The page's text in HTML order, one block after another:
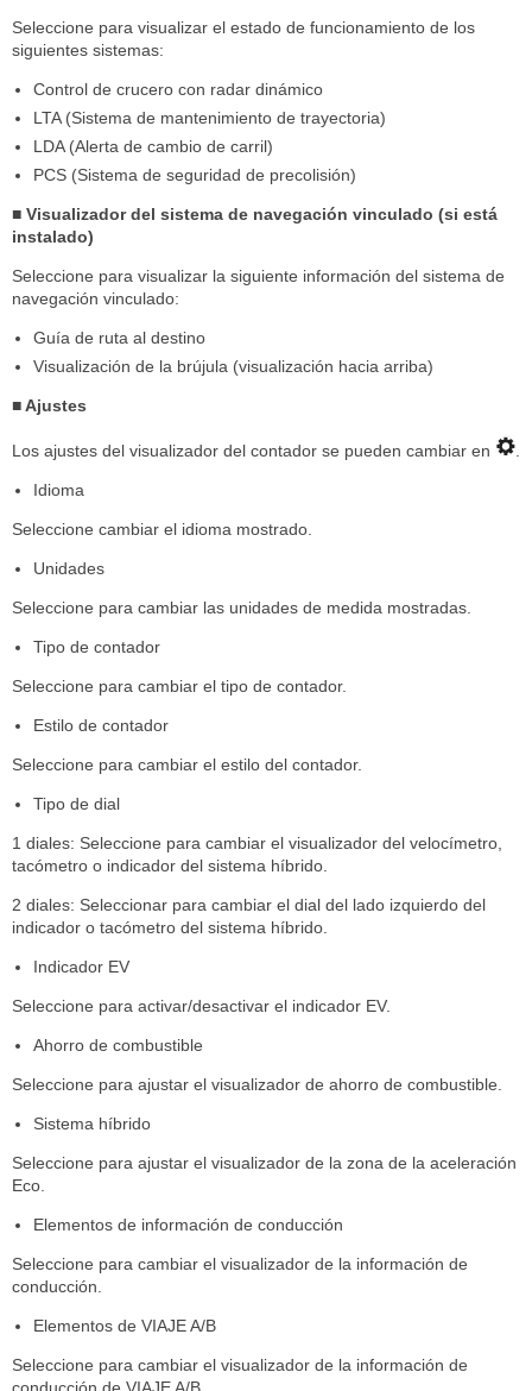
Seleccione para visualizar el estado de funcionamiento de los
siguientes sistemas:
Control de crucero con radar dinámico
LTA (Sistema de mantenimiento de trayectoria)
LDA (Alerta de cambio de carril)
PCS (Sistema de seguridad de precolisión)
■ Visualizador del sistema de navegación vinculado (si está
instalado)
Seleccione para visualizar la siguiente información del sistema de
navegación vinculado:
Guía de ruta al destino
Visualización de la brújula (visualización hacia arriba)
■ Ajustes
Los ajustes del visualizador del contador se pueden cambiar en
Idioma
Seleccione cambiar el idioma mostrado.
Unidades
Seleccione para cambiar las unidades de medida mostradas.
Tipo de contador
Seleccione para cambiar el tipo de contador.
Estilo de contador
Seleccione para cambiar el estilo del contador.
Tipo de dial
1 diales: Seleccione para cambiar el visualizador del velocímetro,
tacómetro o indicador del sistema híbrido.
2 diales: Seleccionar para cambiar el dial del lado izquierdo del
indicador o tacómetro del sistema híbrido.
Indicador EV
Seleccione para activar/desactivar el indicador EV.
Ahorro de combustible
Seleccione para ajustar el visualizador de ahorro de combustible.
Sistema híbrido
Seleccione para ajustar el visualizador de la zona de la aceleración
Eco.
Elementos de información de conducción
Seleccione para cambiar el visualizador de la información de
conducción.
Elementos de VIAJE A/B
Seleccione para cambiar el visualizador de la información de